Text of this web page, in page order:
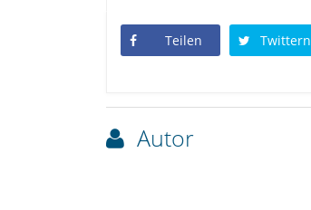
Teilen Twittern
Autor